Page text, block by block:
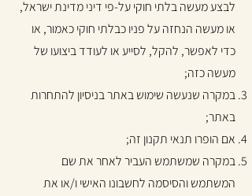
לבצע מעשה בלתי חוקי על-פי דיני מדינת ישראל,
או מעשה הנחזה על פניו כבלתי חוקי כאמור, או
כדי לאפשר, להקל, לסייע או לעודד ביצועו של
מעשה כזה;
במקרה שנעשה שימוש באתר בניסיון להתחרות
באתר;
אם הופרו תנאי תקנון זה;
במקרה שמשתמש העביר לאחר את שם
המשתמש והסיסמה לחשבונו האישי ו/או את